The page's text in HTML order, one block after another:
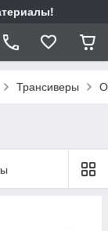
Трансиверы